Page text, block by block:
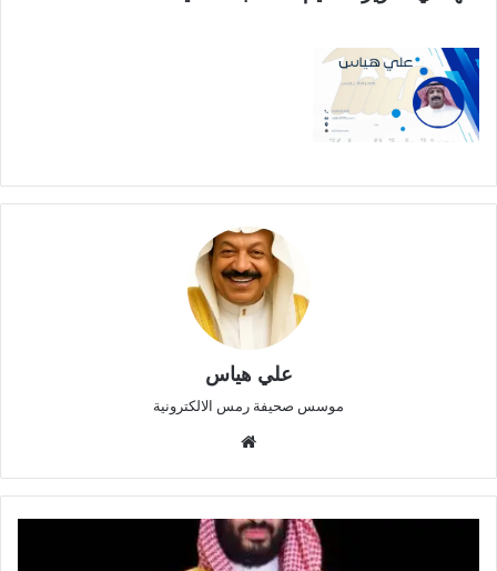
علي هياس
موسس صحيفة رمس الالكترونية
الوي
ب